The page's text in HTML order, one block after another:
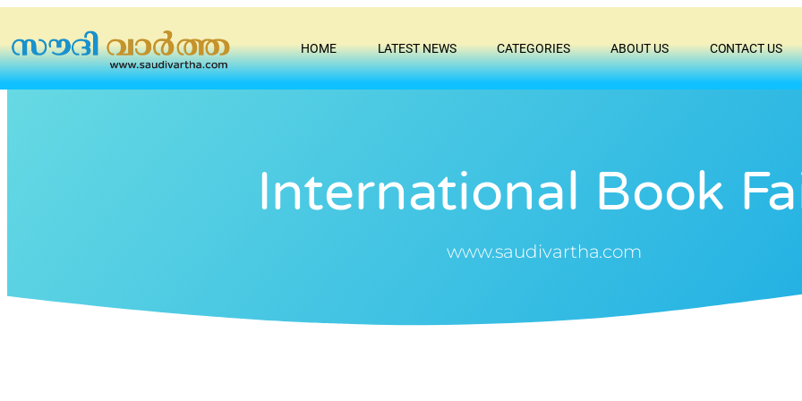
HOME LATEST NEWS CATEGORIES ABOUT US CONTACT US
International Book
www.saudivartha.com